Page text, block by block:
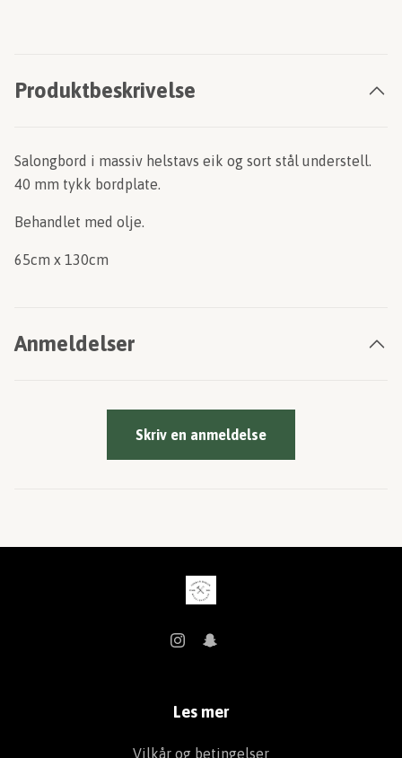
Produktbeskrivelse
Salongbord i massiv helstavs eik og sort stål understell.
40 mm tykk bordplate.
Behandlet med olje.
65cm x 130cm
Anmeldelser
Skriv en anmeldelse
Les mer
Vilkår og betingelser